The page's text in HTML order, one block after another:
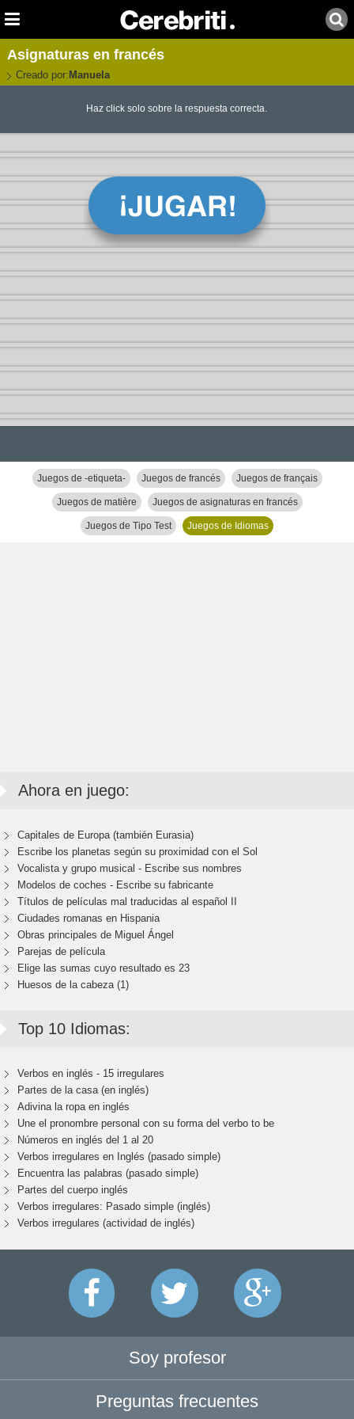
Asignaturas en francés
Creado por: Manuela
Haz click solo sobre la respuesta correcta.
Juegos de -etiqueta- Juegos de francés Juegos de français
Juegos de matière Juegos de asignaturas en francés
Juegos de Tipo Test Juegos de Idiomas
Ahora en juego:
Capitales de Europa (también Eurasia)
Escribe los planetas según su proximidad con el Sol
Vocalista y grupo musical - Escribe sus nombres
Modelos de coches - Escribe su fabricante
Títulos de películas mal traducidas al español II
Ciudades romanas en Hispania
Obras principales de Miguel Ángel
Parejas de película
Elige las sumas cuyo resultado es 23
Huesos de la cabeza (1)
Top 10 Idiomas:
Verbos en inglés - 15 irregulares
Partes de la casa (en inglés)
Adivina la ropa en inglés
Une el pronombre personal con su forma del verbo to be
Números en inglés del 1 al 20
Verbos irregulares en Inglés (pasado simple)
Encuentra las palabras (pasado simple)
Partes del cuerpo inglés
Verbos irregulares: Pasado simple (inglés)
Verbos irregulares (actividad de inglés)
Soy profesor
Preguntas frecuentes